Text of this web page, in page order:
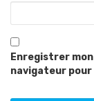
Enregistrer
navigateur